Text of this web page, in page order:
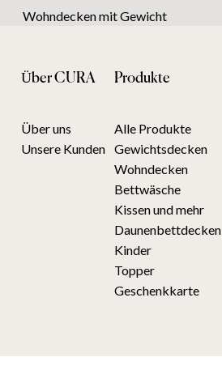
Wohndecken mit Gewicht
Über CURA
Über uns
Unsere Kunden
Produkte
Alle Produkte
Gewichtsdecken
Wohndecken
Bettwäsche
Kissen und mehr
Daunenbettdecken
Kinder
Topper
Geschenkkarte